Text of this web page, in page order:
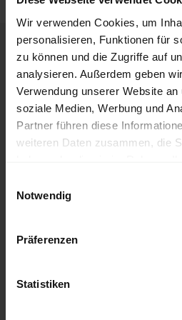
Wir verwenden Cookies, um
personalisieren, Funktionen für
zu können und die Zugriffe auf
analysieren. Außerdem geben
Verwendung unserer Website
soziale Medien, Werbung und
Partner führen diese
weiteren Daten zusammen, die
Notwendig
Präferenzen
Statistiken
Höchst- und
Pelletspreise
Die Tabelle zeigt dieHöchst-
Pelletspreise für lose
4 Wochen